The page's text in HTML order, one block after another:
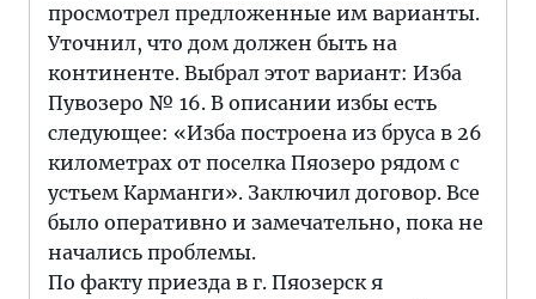
просмотрел предложенные им варианты.
Уточнил, что дом должен быть на
континенте. Выбрал этот вариант: Изба
Пувозеро № 16. В описании избы есть
следующее: «Изба построена из бруса в 26
километрах от поселка Пяозеро рядом с
устьем Карманги». Заключил договор. Все
было оперативно и замечательно, пока не
начались проблемы.
По факту приезда в г. Пяозерск я